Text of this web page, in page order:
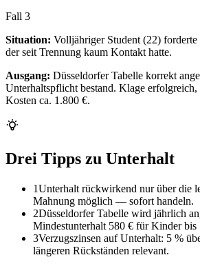
Fall 3
Situation: Volljähriger Student (22)
der seit Trennung kaum Kontakt hatte.
Ausgang: Düsseldorfer Tabelle korrekt
Unterhaltspflicht bestand. Klage
Kosten ca. 1.800 €.
Drei Tipps zu Unterhalt
1Unterhalt rückwirkend nur über die
Mahnung möglich — sofort handeln.
2Düsseldorfer Tabelle wird jährlich
Mindestunterhalt 580 € für Kinder bis
3Verzugszinsen auf Unterhalt: 5 %
längeren Rückständen relevant.